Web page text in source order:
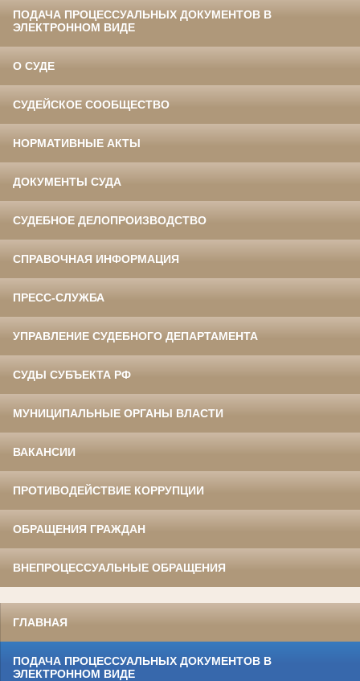
ПОДАЧА ПРОЦЕССУАЛЬНЫХ ДОКУМЕНТОВ В
ЭЛЕКТРОННОМ ВИДЕ
О СУДЕ
СУДЕЙСКОЕ СООБЩЕСТВО
НОРМАТИВНЫЕ АКТЫ
ДОКУМЕНТЫ СУДА
СУДЕБНОЕ ДЕЛОПРОИЗВОДСТВО
СПРАВОЧНАЯ ИНФОРМАЦИЯ
ПРЕСС-СЛУЖБА
УПРАВЛЕНИЕ СУДЕБНОГО ДЕПАРТАМЕНТА
СУДЫ СУБЪЕКТА РФ
МУНИЦИПАЛЬНЫЕ ОРГАНЫ ВЛАСТИ
ВАКАНСИИ
ПРОТИВОДЕЙСТВИЕ КОРРУПЦИИ
ОБРАЩЕНИЯ ГРАЖДАН
ВНЕПРОЦЕССУАЛЬНЫЕ ОБРАЩЕНИЯ
ГЛАВНАЯ
ПОДАЧА ПРОЦЕССУАЛЬНЫХ ДОКУМЕНТОВ В
ЭЛЕКТРОННОМ ВИДЕ